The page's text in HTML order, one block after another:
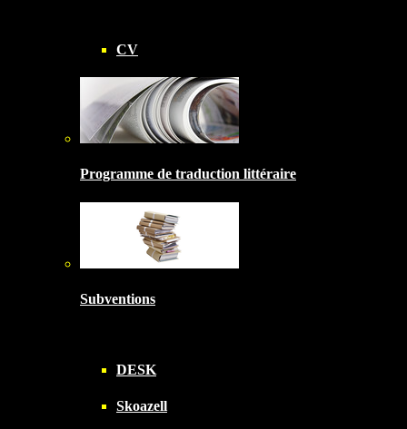
CV
Programme de traduction littéraire
Subventions
DESK
Skoazell